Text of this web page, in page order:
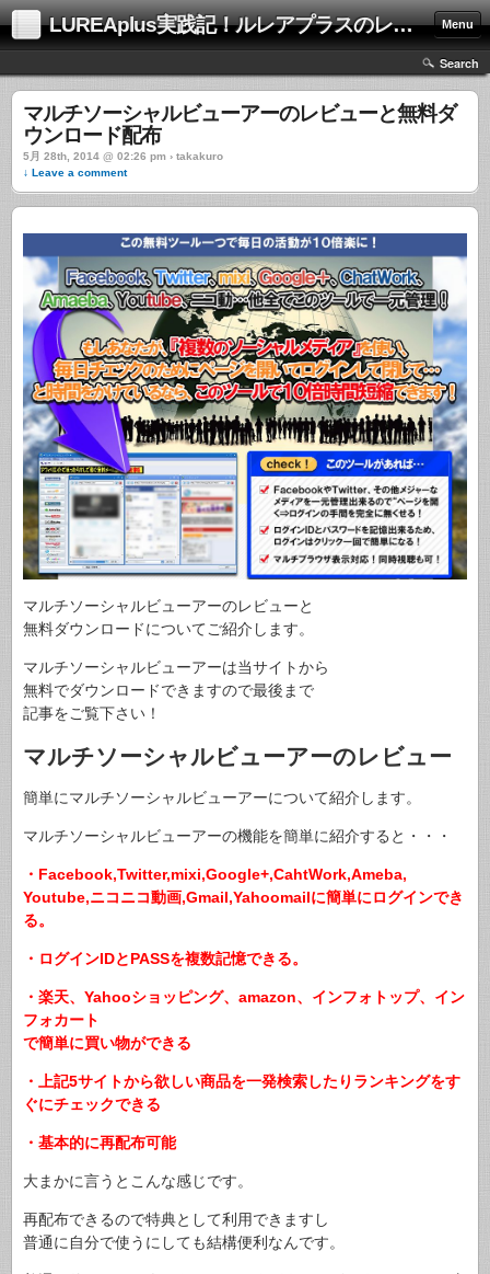
LUREAplus実践記！ルレアプラスのレビューサイト！ Menu
Search
マルチソーシャルビューアーのレビューと無料ダ
ウンロード配布
5月 28th, 2014 @ 02:26 pm › takakuro
↓ Leave a comment
マルチソーシャルビューアーのレビューと
無料ダウンロードについてご紹介します。
マルチソーシャルビューアーは当サイトから
無料でダウンロードできますので最後まで
記事をご覧下さい！
マルチソーシャルビューアーのレビュー
簡単にマルチソーシャルビューアーについて紹介します。
マルチソーシャルビューアーの機能を簡単に紹介すると・・・
・Facebook,Twitter,mixi,Google+,CahtWork,Ameba,
Youtube,ニコニコ動画,Gmail,Yahoomailに簡単にログインでき
る。
・ログインIDとPASSを複数記憶できる。
・楽天、Yahooショッピング、amazon、インフォトップ、イン
フォカート
で簡単に買い物ができる
・上記5サイトから欲しい商品を一発検索したりランキングをす
ぐにチェックできる
・基本的に再配布可能
大まかに言うとこんな感じです。
再配布できるので特典として利用できますし
普通に自分で使うにしても結構便利なんです。